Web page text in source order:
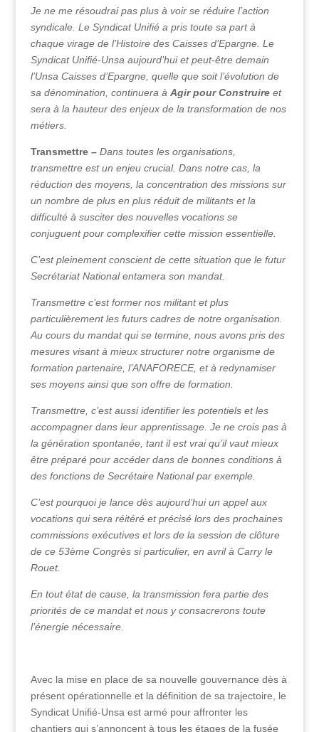
Je ne me résoudrai pas plus à voir se réduire l’action
syndicale. Le Syndicat Unifié a pris toute sa part à
chaque virage de l’Histoire des Caisses d’Epargne. Le
Syndicat Unifié-Unsa aujourd’hui et peut-être demain
l’Unsa Caisses d’Epargne, quelle que soit l’évolution de
sa dénomination, continuera à Agir pour Construireet
sera à la hauteur des enjeux de la transformation de nos
métiers.
Transmettre – Dans toutes les organisations,
transmettre est un enjeu crucial. Dans notre cas, la
réduction des moyens, la concentration des missions sur
un nombre de plus en plus réduit de militants et la
difficulté à susciter des nouvelles vocations se
conjuguent pour complexifier cette mission essentielle.
C’est pleinement conscient de cette situation que le futur
Secrétariat National entamera son mandat.
Transmettre c’est former nos militant et plus
particulièrement les futurs cadres de notre organisation.
Au cours du mandat qui se termine, nous avons pris des
mesures visant à mieux structurer notre organisme de
formation partenaire, l’ANAFORECE, et à redynamiser
ses moyens ainsi que son offre de formation.
Transmettre, c’est aussi identifier les potentiels et les
accompagner dans leur apprentissage. Je ne crois pas à
la génération spontanée, tant il est vrai qu’il vaut mieux
être préparé pour accéder dans de bonnes conditions à
des fonctions de Secrétaire National par exemple.
C’est pourquoi je lance dès aujourd’hui un appel aux
vocations qui sera réitéré et précisé lors des prochaines
commissions exécutives et lors de la session de clôture
de ce 53ème Congrès si particulier, en avril à Carry le
Rouet.
En tout état de cause, la transmission fera partie des
priorités de ce mandat et nous y consacrerons toute
l’énergie nécessaire.
Avec la mise en place de sa nouvelle gouvernance dès à
présent opérationnelle et la définition de sa trajectoire, le
Syndicat Unifié-Unsa est armé pour affronter les
chantiers qui s’annoncent à tous les étages de la fusée